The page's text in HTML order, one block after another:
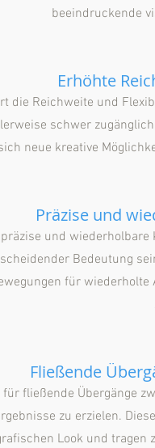
beeindruckende
Erhöhte
die Reichweite und
schwer
neue kreative
Präzise und
und
Bedeutung
für
Fließende
fließende Übergänge
zu erzielen.
Look und